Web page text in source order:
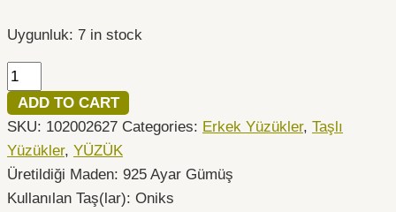
Uygunluk: 7 in stock
ADD TO CART
SKU: 102002627 Categories: Erkek Yüzükler, Taşlı
Yüzükler, YÜZÜK
Üretildiği Maden: 925 Ayar Gümüş
Kullanılan Taş(lar): Oniks